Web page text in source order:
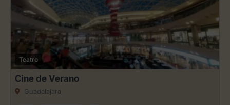
Teatro
Cine de Verano
Guadalajara